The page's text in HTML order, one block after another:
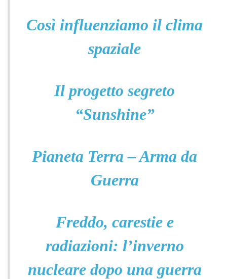
Così influenziamo il clima
spaziale
Il progetto segreto
“Sunshine”
Pianeta Terra – Arma da
Guerra
Freddo, carestie e
radiazioni: l’inverno
nucleare dopo una guerra